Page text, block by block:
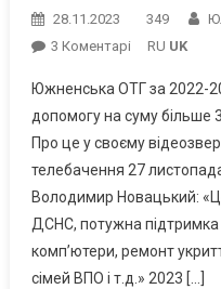
28.11.2023 349
3 КоментаріДо
ОТГ
За
Два
Роки
Отримала
«гуманітарку»
На
Суму
RU UK
Южненська ОТГ за 2022-
допомогу на суму більше
Про це у своєму
телебачення 27
Володимир Новацький:
ДСНС, потужна підтримка
комп’ютери, ремонт
сімей ВПО і т.д.» 2023 […]